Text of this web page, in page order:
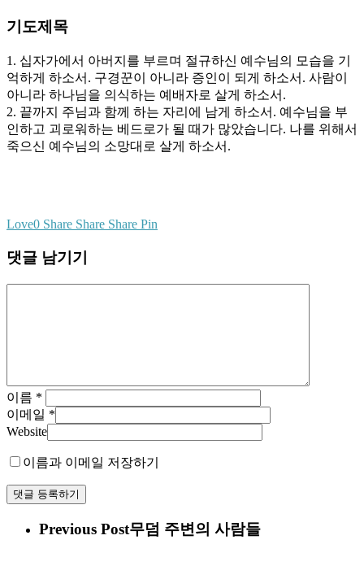
기도제목
1. 십자가에서 아버지를 부르며 절규하신 예수님의 모습을 기
억하게 하소서. 구경꾼이 아니라 증인이 되게 하소서. 사람이
아니라 하나님을 의식하는 예배자로 살게 하소서.
2. 끝까지 주님과 함께 하는 자리에 남게 하소서. 예수님을 부
인하고 괴로워하는 베드로가 될 때가 많았습니다. 나를 위해서
죽으신 예수님의 소망대로 살게 하소서.
Love0 Share Share Share Pin
댓글 남기기
이름 *
이메일 *
Website
이름과 이메일 저장하기
Previous Post무덤 주변의 사람들